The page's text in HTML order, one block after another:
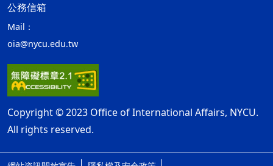
公務信箱
Mail：
oia@nycu.edu.tw
Copyright © 2023 Office of International Affairs, NYCU.
All rights reserved.